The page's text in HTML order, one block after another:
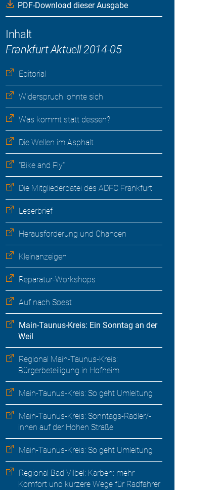
PDF-Download dieser Ausgabe
Inhalt
Frankfurt Aktuell 2014-05
Editorial
Widerspruch lohnte sich
Was kommt statt dessen?
Die Wellen im Asphalt
"Bike and Fly"
Die Mitgliederdatei des ADFC Frankfurt
Leserbrief
Herausforderung und Chancen
Kleinanzeigen
Reparatur-Workshops
Auf nach Soest
Main-Taunus-Kreis: Ein Sonntag an der
Weil
Regional Main-Taunus-Kreis:
Bürgerbeteiligung in Hofheim
Main-Taunus-Kreis: So geht Umleitung
Main-Taunus-Kreis: Sonntags-Radler/-
innen auf der Hohen Straße
Main-Taunus-Kreis: So geht Umleitung
Regional Bad Vilbel: Karben: mehr
Komfort und kürzere Wege für Radfahrer